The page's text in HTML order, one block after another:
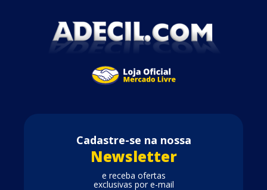
Cadastre-se na nossa
Newsletter
e receba ofertas
exclusivas por e-mail